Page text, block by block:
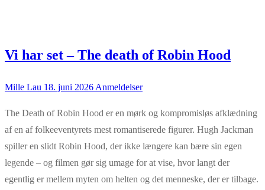
Vi har set – The death of Robin Hood
Mille Lau 18. juni 2026 Anmeldelser
The Death of Robin Hood er en mørk og kompromisløs afklædning
af en af folkeeventyrets mest romantiserede figurer. Hugh Jackman
spiller en slidt Robin Hood, der ikke længere kan bære sin egen
legende – og filmen gør sig umage for at vise, hvor langt der
egentlig er mellem myten om helten og det menneske, der er tilbage.